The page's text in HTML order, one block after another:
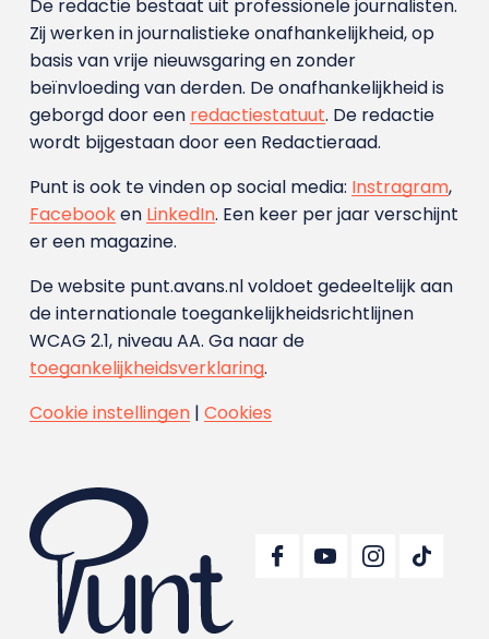
De redactie bestaat uit professionele journalisten.
Zij werken in journalistieke onafhankelijkheid, op
basis van vrije nieuwsgaring en zonder
beïnvloeding van derden. De onafhankelijkheid is
geborgd door een redactiestatuut. De redactie
wordt bijgestaan door een Redactieraad.
Punt is ook te vinden op social media: Instragram,
Facebooken LinkedIn. Een keer per jaar verschijnt
er een magazine.
De website punt.avans.nl voldoet gedeeltelijk aan
de internationale toegankelijkheidsrichtlijnen
WCAG 2.1, niveau AA. Ga naar de
toegankelijkheidsverklaring.
Cookie instellingen| Cookies